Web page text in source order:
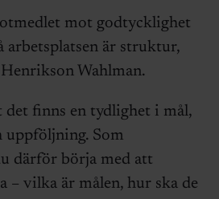
mot godtycklighet
arbetsplatsen är struktur,
Wahlman.
det finns en tydlighet i mål,
uppföljning. Som
därför börja med att
– vilka är målen, hur ska de